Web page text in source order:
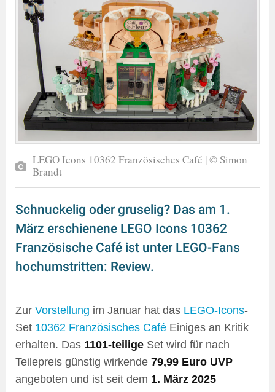
LEGO Icons 10362 Französisches Café | © Simon
Brandt
Schnuckelig oder gruselig? Das am 1.
März erschienene LEGO Icons 10362
Französische Café ist unter LEGO-Fans
hochumstritten: Review.
Zur Vorstellung im Januar hat das LEGO-Icons-
Set 10362 Französisches Café Einiges an Kritik
erhalten. Das 1101-teilige Set wird für nach
Teilepreis günstig wirkende 79,99 Euro UVP
angeboten und ist seit dem 1. März 2025